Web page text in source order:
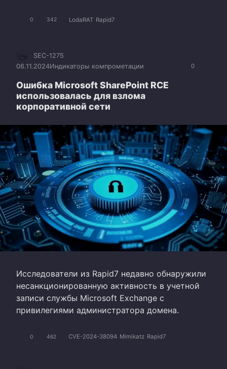
0 342 LodaRAT Rapid7
0
SEC-1275
06.11.2024Индикаторы компрометации
Ошибка Microsoft SharePoint RCE
использовалась для взлома
корпоративной сети
Исследователи из Rapid7 недавно обнаружили
несанкционированную активность в учетной
записи службы Microsoft Exchange с
привилегиями администратора домена.
0 462 CVE-2024-38094 Mimikatz Rapid7